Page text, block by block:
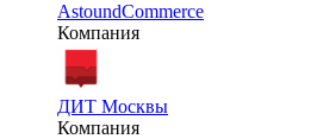
AstoundCommerce
Компания
ДИТ Москвы
Компания